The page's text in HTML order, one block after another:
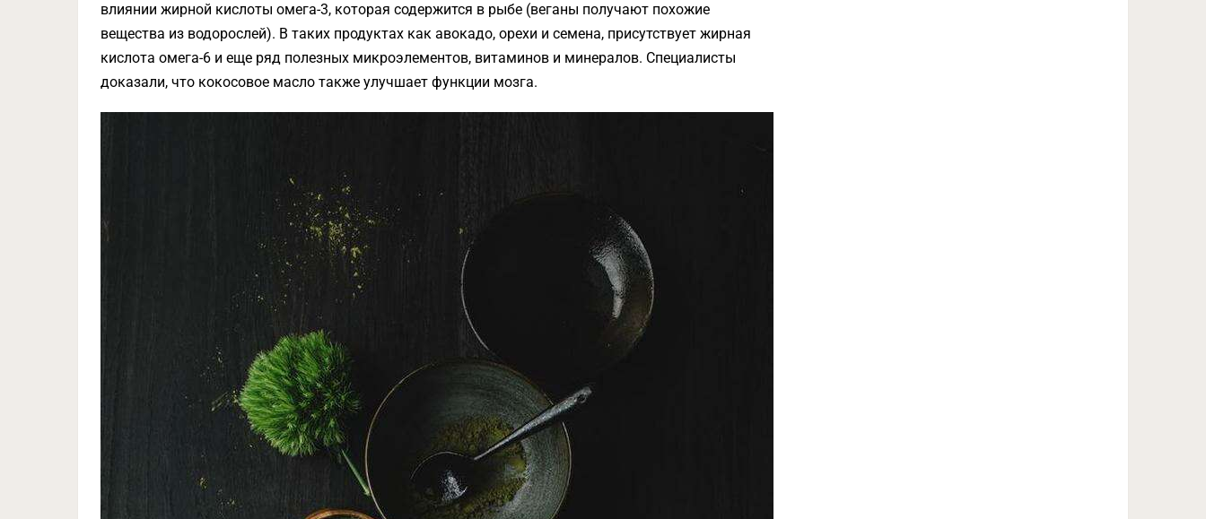
влиянии жирной кислоты омега-3, которая содержится в рыбе (веганы получают похожие
вещества из водорослей). В таких продуктах как авокадо, орехи и семена, присутствует жирная
кислота омега-6 и еще ряд полезных микроэлементов, витаминов и минералов. Специалисты
доказали, что кокосовое масло также улучшает функции мозга.